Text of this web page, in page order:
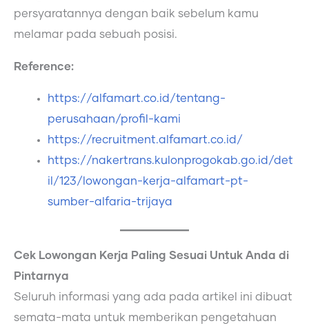
persyaratannya dengan baik sebelum kamu
melamar pada sebuah posisi.
Reference:
https://alfamart.co.id/tentang-
perusahaan/profil-kami
https://recruitment.alfamart.co.id/
https://nakertrans.kulonprogokab.go.id/det
il/123/lowongan-kerja-alfamart-pt-
sumber-alfaria-trijaya
Cek Lowongan Kerja Paling Sesuai Untuk Anda di
Pintarnya
Seluruh informasi yang ada pada artikel ini dibuat
semata-mata untuk memberikan pengetahuan